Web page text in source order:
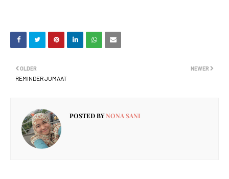
NEWER
OLDER
REMINDER JUMAAT
POSTED BYNONA SANI